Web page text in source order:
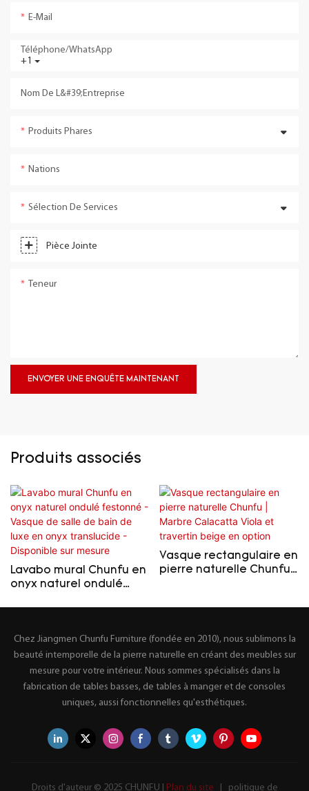
E-Mail
+1
Téléphone/WhatsApp
Nom De L&#39;entreprise
Produits Phares
Nations
Sélection De Services
Pièce Jointe
Teneur
ENVOYER UNE ENQUÊTE MAINTENANT
Produits associés
Lavabo mural Chunfu en
onyx naturel ondulé
Disponible sur mesure
Vasque rectangulaire en
pierre naturelle Chunfu |
Chez Jiangmen Chunfu Furniture (fondée en 2010), nous sublimons la
beauté intemporelle de la pierre naturelle en créant des meubles sur
mesure pour votre intérieur. Nous sommes spécialisés dans la
fabrication de tables basses, de tables à manger et de consoles
uniques, aussi fonctionnelles qu'esthétiques.
Droits d'auteur © 2025 CHUNFU | Plan du site politique de